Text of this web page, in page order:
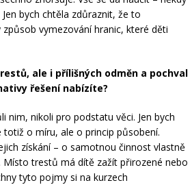
bych chtěla zdůraznit, že to
vymezování hranic, které děti
ale i přílišných odměn a pochval
řešení nabízíte?
nim, nikoli pro podstatu věci. Jen bych
totiž o míru, ale o princip působení.
získání – o samotnou činnost vlastně
trestů má dítě zažít přirozené nebo
tyto pojmy si na kurzech